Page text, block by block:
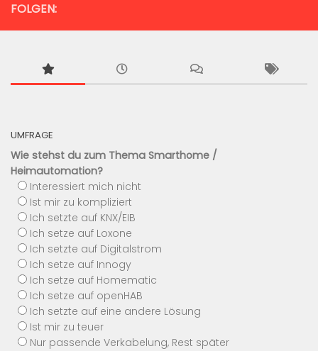
FOLGEN:
UMFRAGE
Wie stehst du zum Thema Smarthome /
Heimautomation?
Interessiert mich nicht
Ist mir zu kompliziert
Ich setzte auf KNX/EIB
Ich setze auf Loxone
Ich setzte auf Digitalstrom
Ich setze auf Innogy
Ich setze auf Homematic
Ich setze auf openHAB
Ich setzte auf eine andere Lösung
Ist mir zu teuer
Nur passende Verkabelung, Rest später